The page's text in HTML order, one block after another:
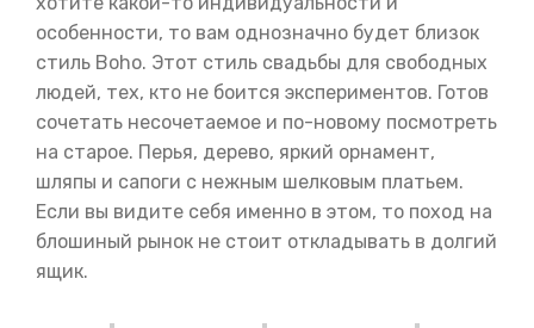
особенности, то вам однозначно будет близок
стиль Boho. Этот стиль свадьбы для свободных
людей, тех, кто не боится экспериментов. Готов
сочетать несочетаемое и по-новому посмотреть
на старое. Перья, дерево, яркий орнамент,
шляпы и сапоги с нежным шелковым платьем.
Если вы видите себя именно в этом, то поход на
блошиный рынок не стоит откладывать в долгий
ящик.